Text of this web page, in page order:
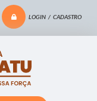
LOGIN / CADASTRO